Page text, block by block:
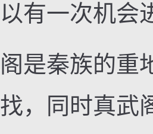
有一次机会
秦族的重
，同时真武